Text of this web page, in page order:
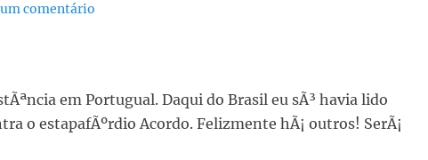
comentário
em Portugual. Daqui do Brasil eu sÃ³ havia lido
o estapafÃºrdio Acordo. Felizmente hÃ¡ outros! SerÃ¡